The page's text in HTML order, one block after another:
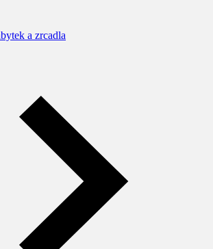
a zrcadla